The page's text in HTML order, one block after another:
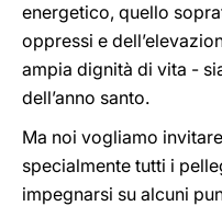
energetico, quello
oppressi e
ampia dignità di vita -
dell’anno santo.
Ma noi vogliamo
specialmente tutti i
impegnarsi su alcuni